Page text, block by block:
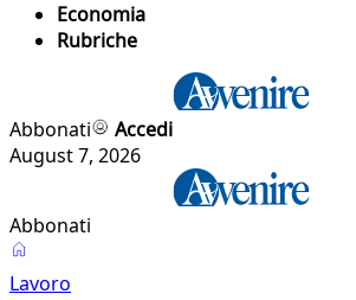
Economia
Rubriche
Abbonati
Accedi
August 7, 2026
Abbonati
Lavoro